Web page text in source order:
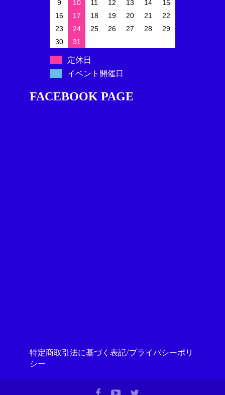
9
10 11 12 13 14
15
16
17 18 19 20 21
22
23
24 25 26 27 28
29
30
31
定休日
イベント開催日
FACEBOOK PAGE
特定商取引法に基づく表記/プライバシーポリ
シー